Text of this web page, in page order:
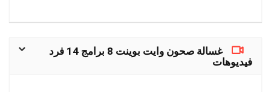
غسالة صحون وايت بوينت 8 برامج 14 فرد
فيديوهات